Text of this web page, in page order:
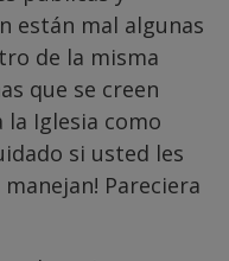
están mal algunas
de la misma
que se creen
la Iglesia como
si usted les
Pareciera